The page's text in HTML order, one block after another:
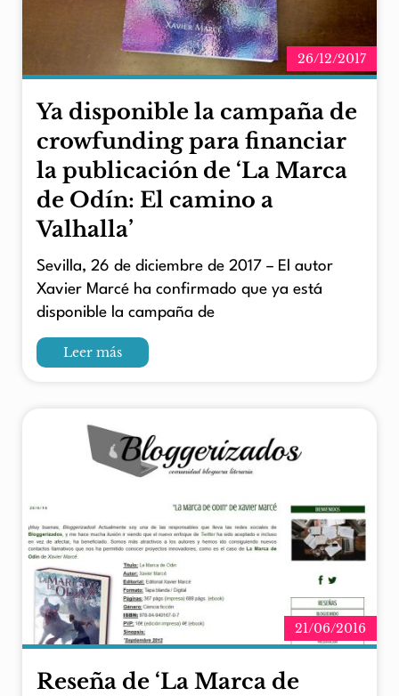
26/12/2017
Ya disponible la campaña de
crowfunding para financiar
la publicación de ‘La Marca
de Odín: El camino a
Valhalla’
Sevilla, 26 de diciembre de 2017 – El autor
Xavier Marcé ha confirmado que ya está
disponible la campaña de
Leer más
21/06/2016
Reseña de ‘La Marca de